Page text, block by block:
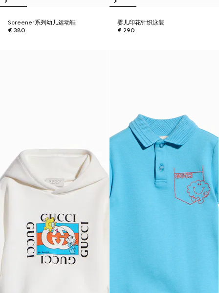
Screener系列幼儿运动鞋
€ 380
婴儿印花针织泳装
€ 290